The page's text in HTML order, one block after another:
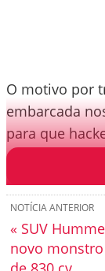
O motivo por
embarcada
para que
NOTÍCIA ANTERIOR
« SUV
novo